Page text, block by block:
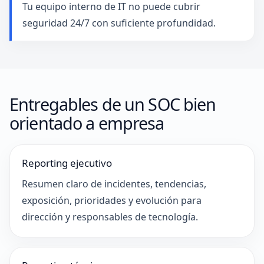
Tu equipo interno de IT no puede cubrir
seguridad 24/7 con suficiente profundidad.
Entregables de un SOC bien
orientado a empresa
Reporting ejecutivo
Resumen claro de incidentes, tendencias,
exposición, prioridades y evolución para
dirección y responsables de tecnología.